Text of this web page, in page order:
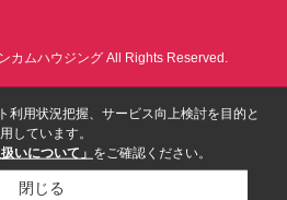
カムハウジング All Rights Reserved.
利用状況把握、サービス向上検討を目的と
しています。
いについて」 をご確認ください。
閉じる